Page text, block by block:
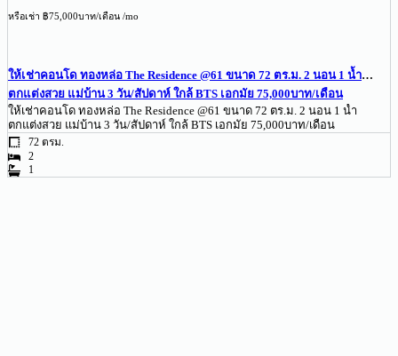
หรือเช่า ฿75,000บาท/เดือน /mo
ให้เช่าคอนโด ทองหล่อ The Residence @61 ขนาด 72 ตร.ม. 2 นอน 1 น้ำ
ตกแต่งสวย แม่บ้าน 3 วัน/สัปดาห์ ใกล้ BTS เอกมัย 75,000บาท/เดือน
ให้เช่าคอนโด ทองหล่อ The Residence @61 ขนาด 72 ตร.ม. 2 นอน 1 น้ำ
ตกแต่งสวย แม่บ้าน 3 วัน/สัปดาห์ ใกล้ BTS เอกมัย 75,000บาท/เดือน
72 ตรม.
2
1